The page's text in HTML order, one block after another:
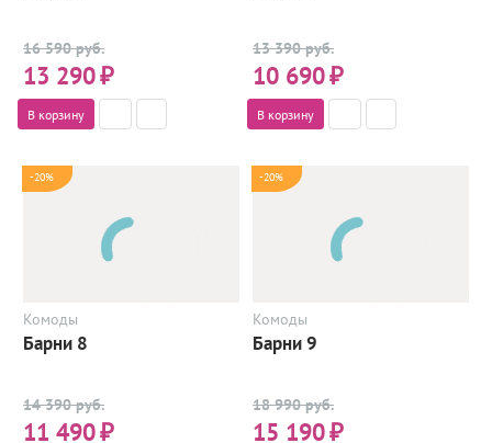
16 590 руб.
13 290₽
В корзину
13 390 руб.
10 690₽
В корзину
-20%
Комоды
Барни 8
14 390 руб.
11 490₽
-20%
Комоды
Барни 9
18 990 руб.
15 190₽